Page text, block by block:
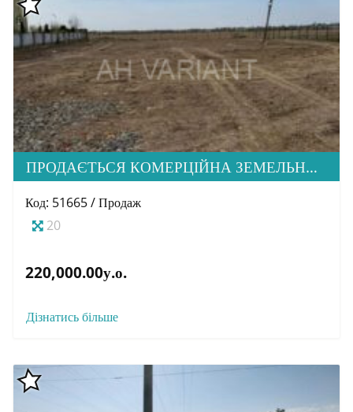
ПРОДАЄТЬСЯ КОМЕРЦІЙНА ЗЕМЕЛЬНА ДІЛЯНКА ПРИ ЦЕНТРАЛЬНІЙ ДОРОЗІ В С. БАРВІНОК
Код: 51665 / Продаж
20
220,000.00у.о.
Дізнатись більше